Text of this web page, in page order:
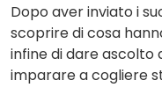
Dopo aver inviato i
scoprire di cosa
infine di dare ascolto
imparare a cogliere